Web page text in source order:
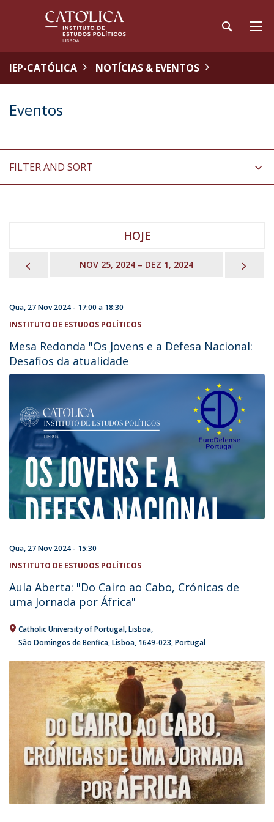
IEP-CATÓLICA NOTÍCIAS & EVENTOS
Eventos
FILTER AND SORT
HOJE
PREVIOUSNOV 25, 2024 – DEZ 1, 2024
Qua, 27 Nov 2024 - 17:00 a 18:30
INSTITUTO DE ESTUDOS POLÍTICOS
Mesa Redonda "Os Jovens e a Defesa Nacional:
Desafios da atualidade
Qua, 27 Nov 2024 - 15:30
INSTITUTO DE ESTUDOS POLÍTICOS
Aula Aberta: "Do Cairo ao Cabo, Crónicas de
uma Jornada por África"
Catholic University of Portugal Lisboa
São Domingos de Benfica, Lisboa 1649-023 Portugal